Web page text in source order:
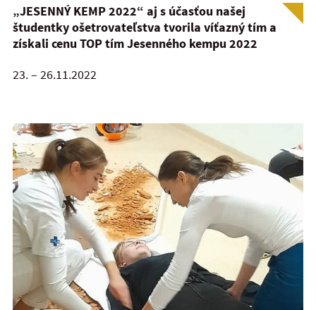
„JESENNÝ KEMP 2022“ aj s účasťou našej
študentky ošetrovateľstva tvorila víťazný tím a
získali cenu TOP tím Jesenného kempu 2022
23. – 26.11.2022